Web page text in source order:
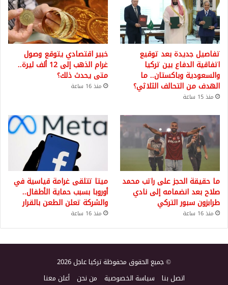
تفاصيل جديدة بعد توقيع
اتفاقية الدفاع بين تركيا
والسعودية وباكستان.. ما
الهدف من التحالف الثلاثي؟
منذ 15 ساعة
خبير اقتصادي يتوقع وصول
غرام الذهب إلى 12 ألف ليرة..
متى يحدث ذلك؟
منذ 16 ساعة
ما حقيقة الحجز على راتب محمد
صلاح بعد انضمامه إلى نادي
طرابزون سبور التركي
منذ 16 ساعة
ميتا تتلقى غرامة قياسية في
أوروبا بسبب حماية الأطفال..
والشركة تعلن الطعن بالقرار
منذ 16 ساعة
© جميع الحقوق محفوظة تركيا عاجل 2026
اتصل بنا سياسة الخصوصية من نحن أعلن معنا